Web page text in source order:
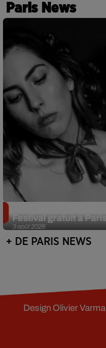
Paris News
3 août 2026
Festival gratuit à Paris
+ DE PARIS NEWS
DesignOlivier Varma